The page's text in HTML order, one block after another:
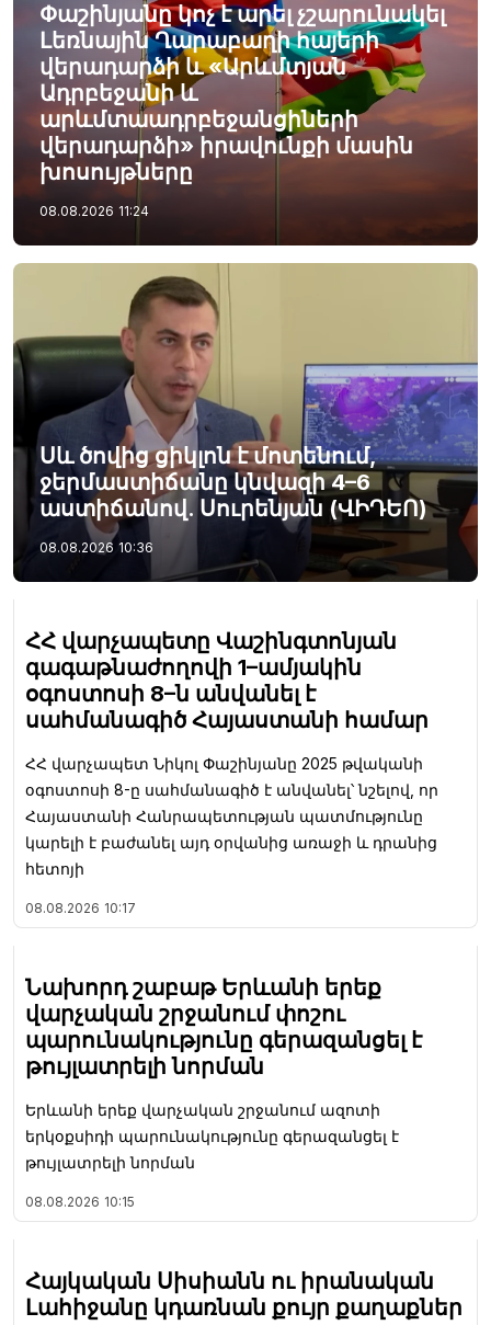
Փաշինյանը կոչ է արել չշարունակել
Լեռնային Ղարաբաղի հայերի
վերադարձի և «Արևմտյան
Ադրբեջանի և
արևմտաադրբեջանցիների
վերադարձի» իրավունքի մասին
խոսույթները
08.08.2026 11:24
Սև ծովից ցիկլոն է մոտենում,
ջերմաստիճանը կնվազի 4–6
աստիճանով. Սուրենյան (ՎԻԴԵՈ)
08.08.2026 10:36
ՀՀ վարչապետը Վաշինգտոնյան
գագաթնաժողովի 1–ամյակին
օգոստոսի 8–ն անվանել է
սահմանագիծ Հայաստանի համար
ՀՀ վարչապետ Նիկոլ Փաշինյանը 2025 թվականի
օգոստոսի 8-ը սահմանագիծ է անվանել՝ նշելով, որ
Հայաստանի Հանրապետության պատմությունը
կարելի է բաժանել այդ օրվանից առաջի և դրանից
հետոյի
08.08.2026 10:17
Նախորդ շաբաթ Երևանի երեք
վարչական շրջանում փոշու
պարունակությունը գերազանցել է
թույլատրելի նորման
Երևանի երեք վարչական շրջանում ազոտի
երկօքսիդի պարունակությունը գերազանցել է
թույլատրելի նորման
08.08.2026 10:15
Հայկական Սիսիանն ու իրանական
Լահիջանը կդառնան քույր քաղաքներ